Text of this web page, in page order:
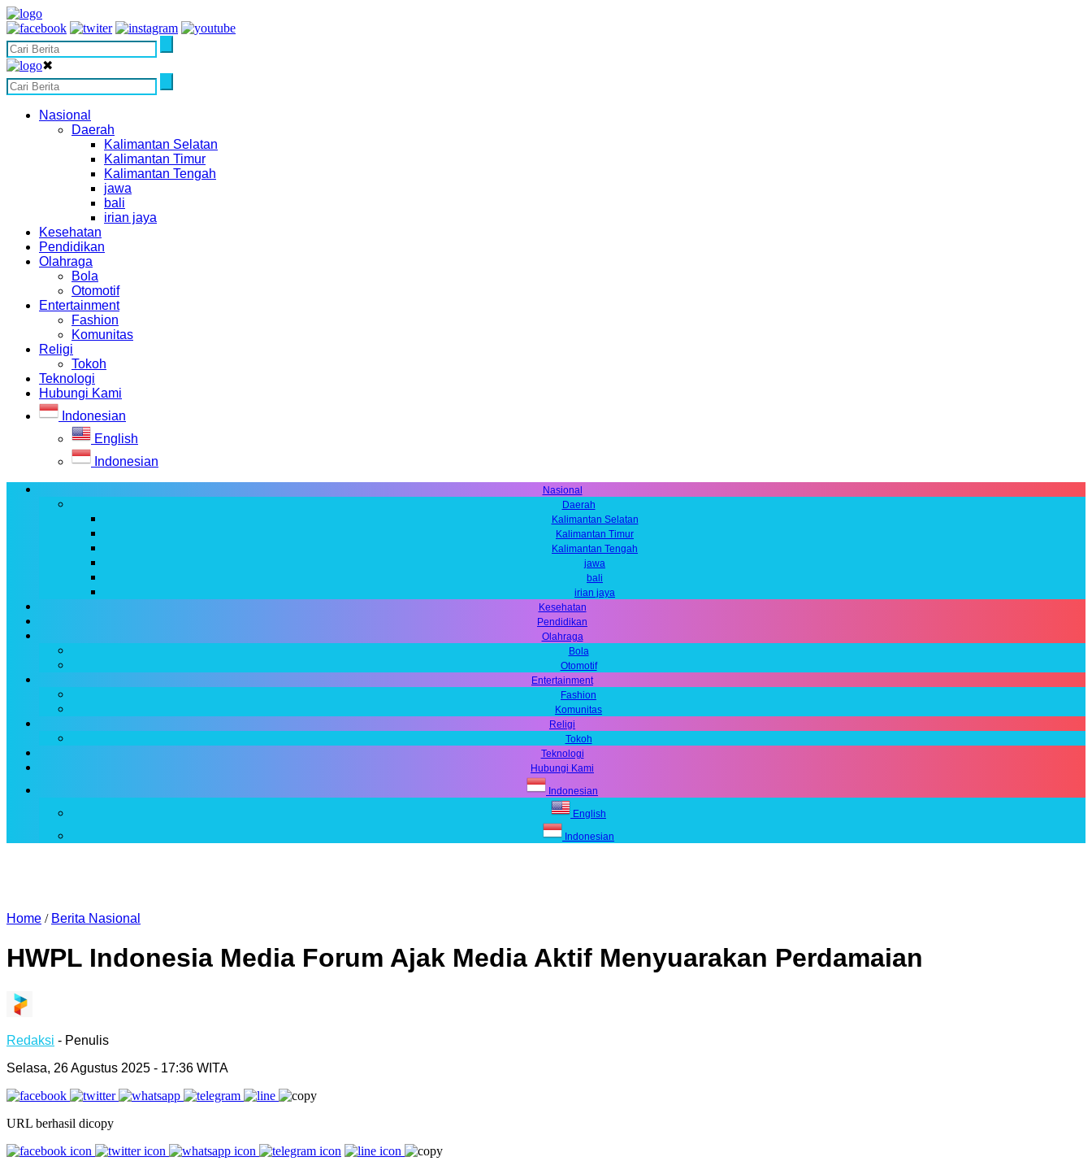
✖
Nasional
Daerah
Kalimantan Selatan
Kalimantan Timur
Kalimantan Tengah
jawa
bali
irian jaya
Kesehatan
Pendidikan
Olahraga
Bola
Otomotif
Entertainment
Fashion
Komunitas
Religi
Tokoh
Teknologi
Hubungi Kami
Indonesian
English
Indonesian
Nasional
Daerah
Kalimantan Selatan
Kalimantan Timur
Kalimantan Tengah
jawa
bali
irian jaya
Kesehatan
Pendidikan
Olahraga
Bola
Otomotif
Entertainment
Fashion
Komunitas
Religi
Tokoh
Teknologi
Hubungi Kami
Indonesian
English
Indonesian
Home / Berita Nasional
HWPL Indonesia Media Forum Ajak Media Aktif Menyuarakan Perdamaian
Redaksi - Penulis
Selasa, 26 Agustus 2025 - 17:36 WITA
URL berhasil dicopy